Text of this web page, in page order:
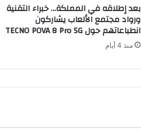
بعد إطلاقه في المملكة… خبراء التقنية
ورواد مجتمع الألعاب يشاركون
انطباعاتهم حول TECNO POVA 8 Pro 5G
منذ 4 أيام